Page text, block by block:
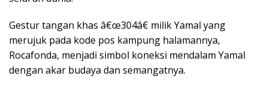
Gestur tangan khas â€œ304â€ milik Yamal yang
merujuk pada kode pos kampung halamannya,
Rocafonda, menjadi simbol koneksi mendalam Yamal
dengan akar budaya dan semangatnya.